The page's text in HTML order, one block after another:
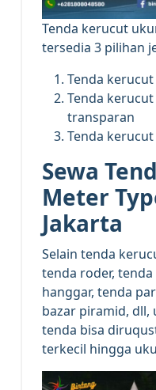
Tenda kerucut
tersedia 3 pilihan
Tenda
Tenda
transparan
Tenda
Sewa
Meter
Jakarta
Selain tenda
tenda roder,
hanggar, tenda
bazar piramid, dll,
tenda bisa
terkecil hingga